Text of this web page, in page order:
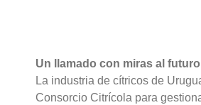
Un llamado con miras al futuro
La industria de cítricos de
Consorcio Citrícola para